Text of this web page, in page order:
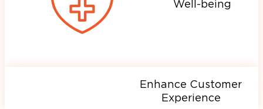
Well-being
Enhance Customer
Experience